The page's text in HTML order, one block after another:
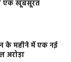
एक खूबसूरत
के महीने में एक नई
अरोड़ा